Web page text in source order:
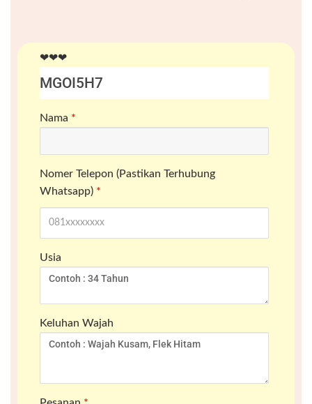
❤❤❤
Nama *
Nomer Telepon (Pastikan Terhubung
Whatsapp) *
Usia
Keluhan Wajah